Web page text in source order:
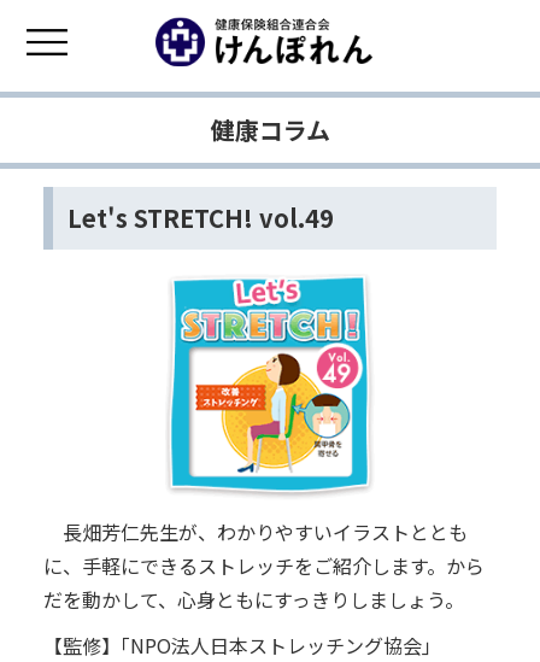
健康コラム
Let's STRETCH! vol.49
長畑芳仁先生が、わかりやすいイラストととも
に、手軽にできるストレッチをご紹介します。から
だを動かして、心身ともにすっきりしましょう。
【監修】｢NPO法人日本ストレッチング協会｣